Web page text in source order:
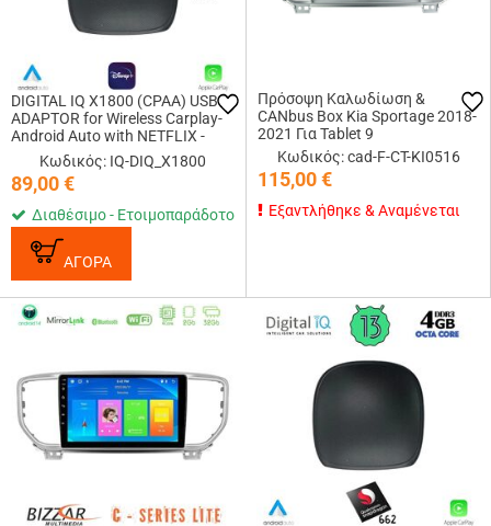
DIGITAL IQ X1800 (CPAA) USB
ADAPTOR for Wireless Carplay-
Android Auto with NETFLIX -
YOUTUBE - DISNEY+
Κωδικός: IQ-DIQ_X1800
89,00€
Διαθέσιμο - Ετοιμοπαράδοτο
ΑΓΟΡΑ
Πρόσοψη Καλωδίωση &
CANbus Box Kia Sportage 2018-
2021 Για Tablet 9
Κωδικός: cad-F-CT-KI0516
115,00€
Εξαντλήθηκε & Αναμένεται